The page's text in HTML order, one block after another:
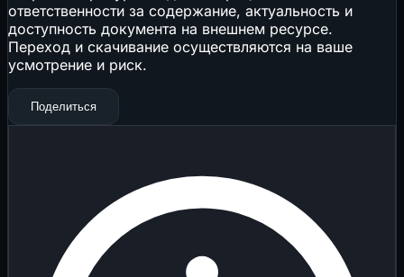
ответственности за содержание, актуальность и
доступность документа на внешнем ресурсе.
Переход и скачивание осуществляются на ваше
усмотрение и риск.
Поделиться